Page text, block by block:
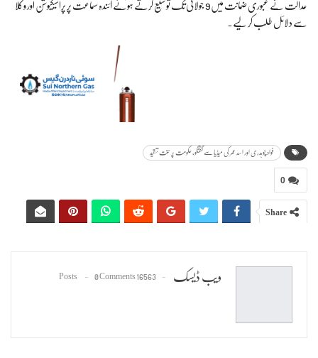
عدالت نے عبوری ضمانت میں 9 جولائی تک توسیع کرتے ہوئے آئندہ سماعت پر پراسیکیوشن اور وکلا
سے دلائل طلب کر لیے۔
فواد چوہدری اور اسد عمر کی میڈیا سے گفتگو، حکومت پر سخت تنقید
0
Share
ویب ڈیسک 16563 Posts
0 Comments